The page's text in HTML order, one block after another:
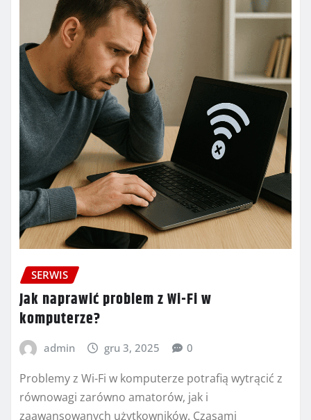
SERWIS
Jak naprawić problem z Wi-Fi w
komputerze?
admin gru 3, 2025 0
Problemy z Wi-Fi w komputerze potrafią wytrącić z
równowagi zarówno amatorów, jak i
zaawansowanych użytkowników. Czasami